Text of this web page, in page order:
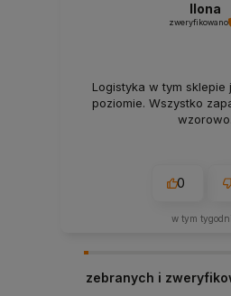
Ilona
zweryfikowano
Logistyka w tym sklepie
poziomie. Wszystko
wzorowo.
0
w tym
zebranych i